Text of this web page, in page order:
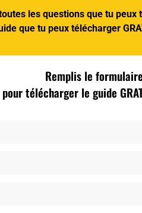
les questions que tu peux
que tu peux télécharger
Remplis le formulaire
pour télécharger le guide